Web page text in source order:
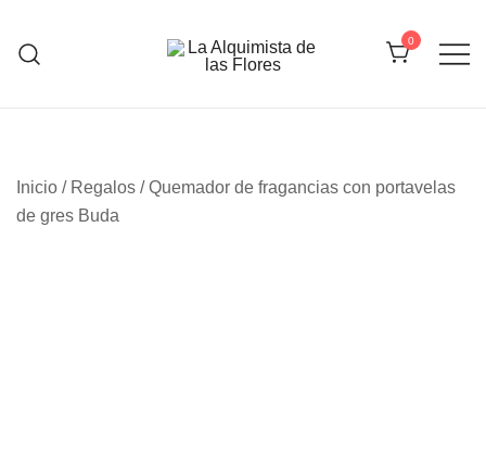
contenido
0
Inicio / Regalos / Quemador de fragancias con portavelas
de gres Buda